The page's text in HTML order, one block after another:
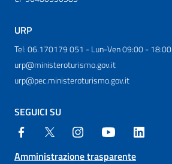
URP
Tel: 06.170179 051 - Lun-Ven 09:00 - 18:00
urp@ministeroturismo.gov.it
urp@pec.ministeroturismo.gov.it
SEGUICI SU
Amministrazione trasparente